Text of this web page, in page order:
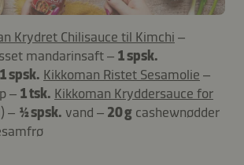
Krydret Chilisauce til Kimchi –
mandarinsaft – 1 spsk.
1 spsk. Kikkoman Ristet Sesamolie –
– 1 tsk. Kikkoman Kryddersauce for
– ½ spsk. vand – 20 g cashewnødder